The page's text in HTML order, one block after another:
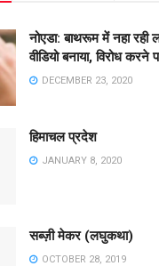
नोएडा: बाथरूम में नहा रही
वीडियो बनाया, विरोध करने
DECEMBER 23, 2020
हिमाचल प्रदेश
JANUARY 8, 2020
सब्ज़ी मेकर (लघुकथा)
OCTOBER 28, 2019